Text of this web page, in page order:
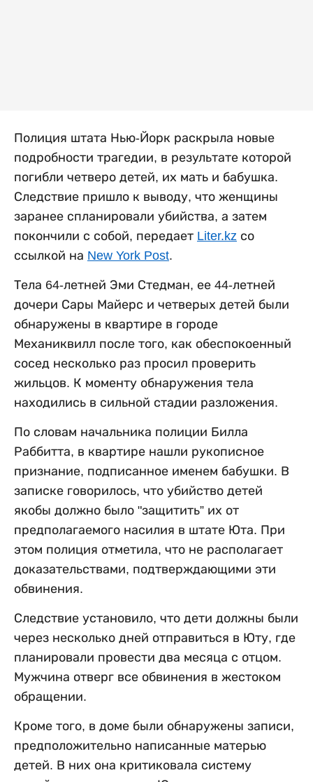
Полиция штата Нью-Йорк раскрыла новые
подробности трагедии, в результате которой
погибли четверо детей, их мать и бабушка.
Следствие пришло к выводу, что женщины
заранее спланировали убийства, а затем
покончили с собой, передает Liter.kz со
ссылкой на New York Post.
Тела 64-летней Эми Стедман, ее 44-летней
дочери Сары Майерс и четверых детей были
обнаружены в квартире в городе
Механиквилл после того, как обеспокоенный
сосед несколько раз просил проверить
жильцов. К моменту обнаружения тела
находились в сильной стадии разложения.
По словам начальника полиции Билла
Раббитта, в квартире нашли рукописное
признание, подписанное именем бабушки. В
записке говорилось, что убийство детей
якобы должно было "защитить” их от
предполагаемого насилия в штате Юта. При
этом полиция отметила, что не располагает
доказательствами, подтверждающими эти
обвинения.
Следствие установило, что дети должны были
через несколько дней отправиться в Юту, где
планировали провести два месяца с отцом.
Мужчина отверг все обвинения в жестоком
обращении.
Кроме того, в доме были обнаружены записи,
предположительно написанные матерью
детей. В них она критиковала систему